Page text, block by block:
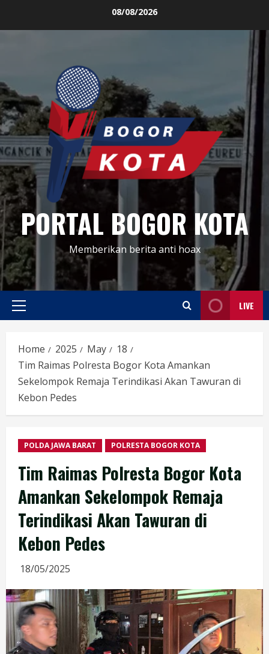
08/08/2026
PORTAL BOGOR KOTA
Memberikan berita anti hoax
Primary
LIVE
Home 2025 May
18
Tim Raimas Polresta Bogor Kota Amankan
Sekelompok Remaja Terindikasi Akan Tawuran di
Kebon Pedes
POLDA JAWA BARAT POLRESTA BOGOR KOTA
Tim Raimas Polresta Bogor Kota
Amankan Sekelompok Remaja
Terindikasi Akan Tawuran di
Kebon Pedes
18/05/2025